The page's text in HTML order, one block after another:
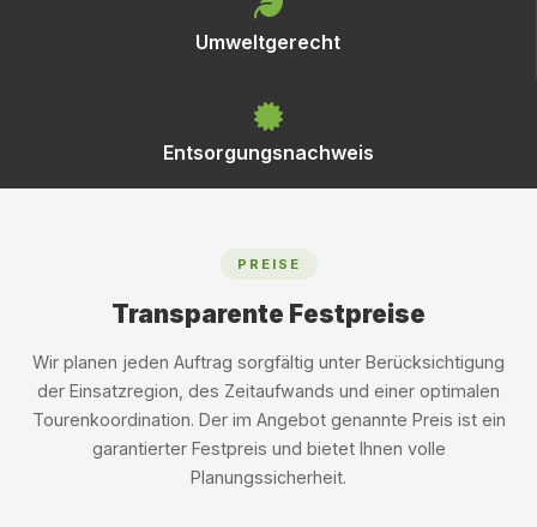
Umweltgerecht
Entsorgungsnachweis
PREISE
Transparente Festpreise
Wir planen jeden Auftrag sorgfältig unter Berücksichtigung
der Einsatzregion, des Zeitaufwands und einer optimalen
Tourenkoordination. Der im Angebot genannte Preis ist ein
garantierter Festpreis und bietet Ihnen volle
Planungssicherheit.